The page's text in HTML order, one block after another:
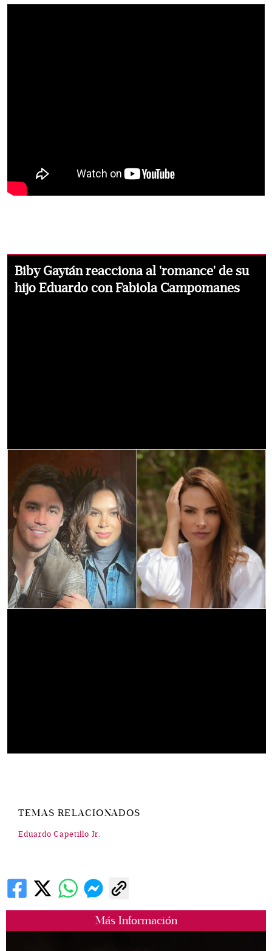
Más Información
Biby Gaytán reacciona al 'romance' de su
hijo Eduardo con Fabiola Campomanes
TEMAS RELACIONADOS
Eduardo Capetillo Jr.